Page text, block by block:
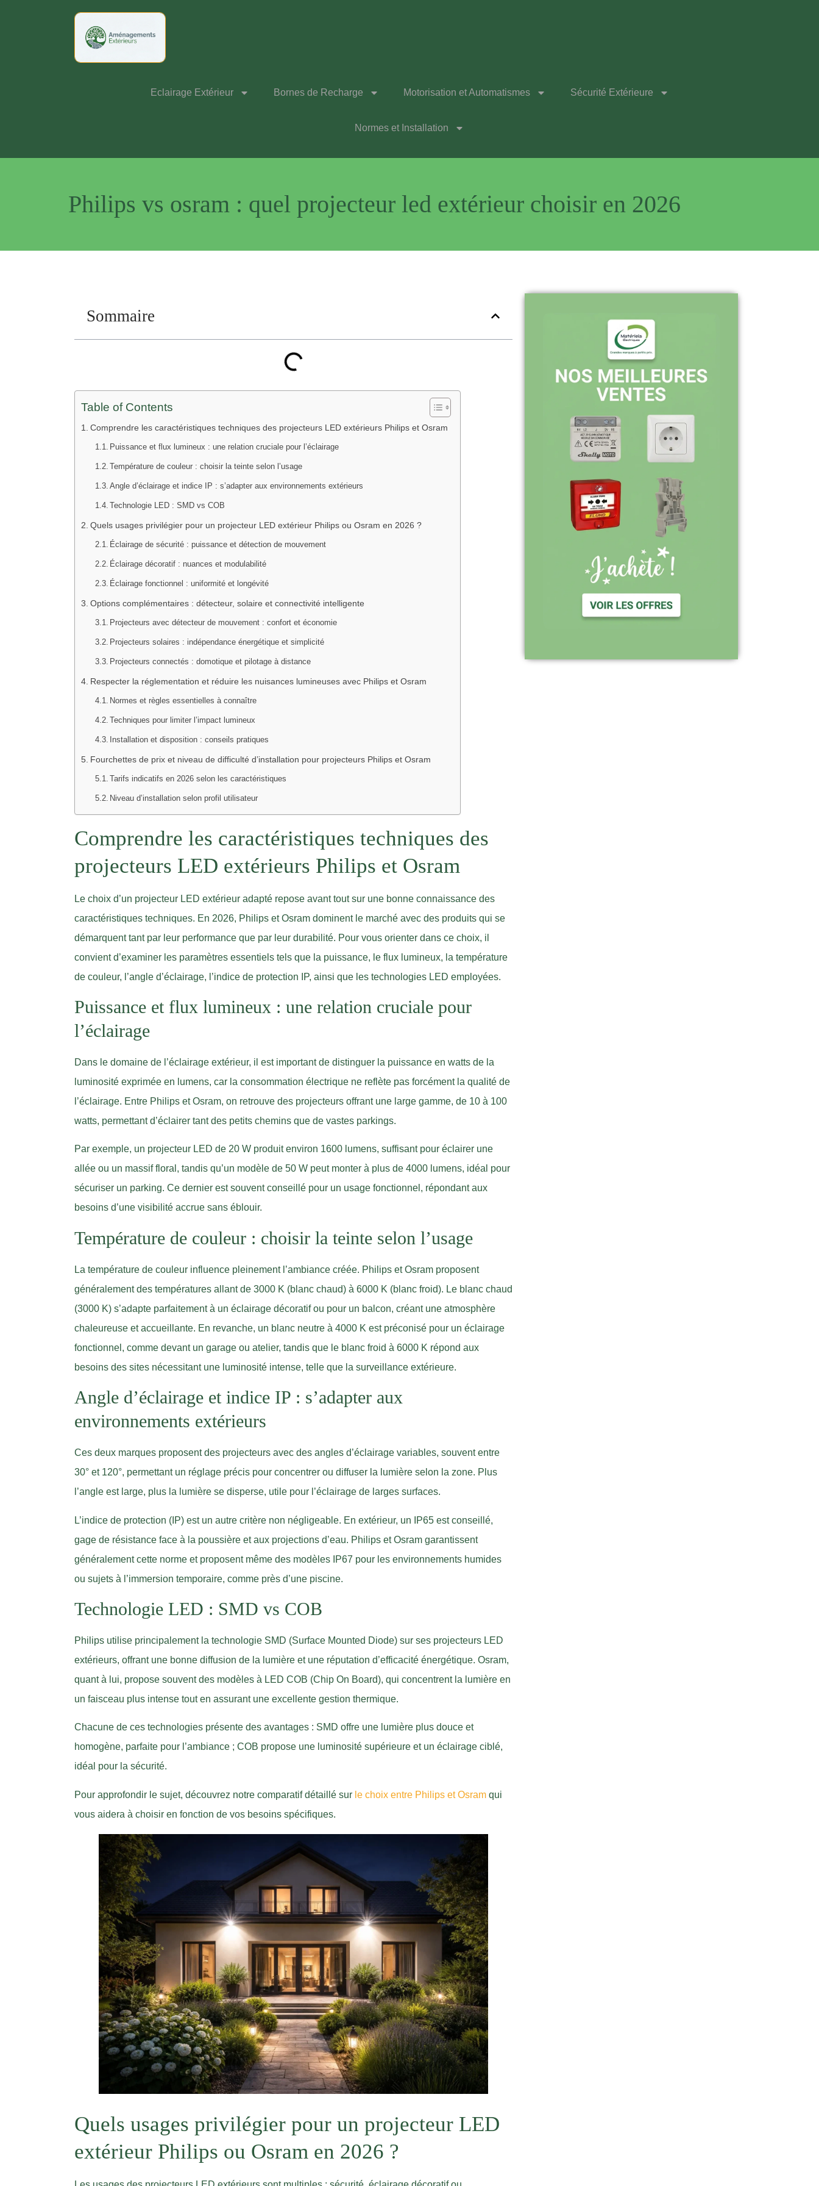
Eclairage Extérieur Bornes de Recharge Motorisation et Automatismes Sécurité Extérieure
Normes et Installation
Philips vs osram : quel projecteur led extérieur choisir en 2026
Sommaire
Table of Contents
Comprendre les caractéristiques techniques des projecteurs LED extérieurs Philips et Osram
Puissance et flux lumineux : une relation cruciale pour l’éclairage
Température de couleur : choisir la teinte selon l’usage
Angle d’éclairage et indice IP : s’adapter aux environnements extérieurs
Technologie LED : SMD vs COB
Quels usages privilégier pour un projecteur LED extérieur Philips ou Osram en 2026 ?
Éclairage de sécurité : puissance et détection de mouvement
Éclairage décoratif : nuances et modulabilité
Éclairage fonctionnel : uniformité et longévité
Options complémentaires : détecteur, solaire et connectivité intelligente
Projecteurs avec détecteur de mouvement : confort et économie
Projecteurs solaires : indépendance énergétique et simplicité
Projecteurs connectés : domotique et pilotage à distance
Respecter la réglementation et réduire les nuisances lumineuses avec Philips et Osram
Normes et règles essentielles à connaître
Techniques pour limiter l’impact lumineux
Installation et disposition : conseils pratiques
Fourchettes de prix et niveau de difficulté d’installation pour projecteurs Philips et Osram
Tarifs indicatifs en 2026 selon les caractéristiques
Niveau d’installation selon profil utilisateur
Comprendre les caractéristiques techniques des
projecteurs LED extérieurs Philips et Osram
Le choix d’un projecteur LED extérieur adapté repose avant tout sur une bonne connaissance des
caractéristiques techniques. En 2026, Philips et Osram dominent le marché avec des produits qui se
démarquent tant par leur performance que par leur durabilité. Pour vous orienter dans ce choix, il
convient d’examiner les paramètres essentiels tels que la puissance, le flux lumineux, la température
de couleur, l’angle d’éclairage, l’indice de protection IP, ainsi que les technologies LED employées.
Puissance et flux lumineux : une relation cruciale pour
l’éclairage
Dans le domaine de l’éclairage extérieur, il est important de distinguer la puissance en watts de la
luminosité exprimée en lumens, car la consommation électrique ne reflète pas forcément la qualité de
l’éclairage. Entre Philips et Osram, on retrouve des projecteurs offrant une large gamme, de 10 à 100
watts, permettant d’éclairer tant des petits chemins que de vastes parkings.
Par exemple, un projecteur LED de 20 W produit environ 1600 lumens, suffisant pour éclairer une
allée ou un massif floral, tandis qu’un modèle de 50 W peut monter à plus de 4000 lumens, idéal pour
sécuriser un parking. Ce dernier est souvent conseillé pour un usage fonctionnel, répondant aux
besoins d’une visibilité accrue sans éblouir.
Température de couleur : choisir la teinte selon l’usage
La température de couleur influence pleinement l’ambiance créée. Philips et Osram proposent
généralement des températures allant de 3000 K (blanc chaud) à 6000 K (blanc froid). Le blanc chaud
(3000 K) s’adapte parfaitement à un éclairage décoratif ou pour un balcon, créant une atmosphère
chaleureuse et accueillante. En revanche, un blanc neutre à 4000 K est préconisé pour un éclairage
fonctionnel, comme devant un garage ou atelier, tandis que le blanc froid à 6000 K répond aux
besoins des sites nécessitant une luminosité intense, telle que la surveillance extérieure.
Angle d’éclairage et indice IP : s’adapter aux
environnements extérieurs
Ces deux marques proposent des projecteurs avec des angles d’éclairage variables, souvent entre
30° et 120°, permettant un réglage précis pour concentrer ou diffuser la lumière selon la zone. Plus
l’angle est large, plus la lumière se disperse, utile pour l’éclairage de larges surfaces.
L’indice de protection (IP) est un autre critère non négligeable. En extérieur, un IP65 est conseillé,
gage de résistance face à la poussière et aux projections d’eau. Philips et Osram garantissent
généralement cette norme et proposent même des modèles IP67 pour les environnements humides
ou sujets à l’immersion temporaire, comme près d’une piscine.
Technologie LED : SMD vs COB
Philips utilise principalement la technologie SMD (Surface Mounted Diode) sur ses projecteurs LED
extérieurs, offrant une bonne diffusion de la lumière et une réputation d’efficacité énergétique. Osram,
quant à lui, propose souvent des modèles à LED COB (Chip On Board), qui concentrent la lumière en
un faisceau plus intense tout en assurant une excellente gestion thermique.
Chacune de ces technologies présente des avantages : SMD offre une lumière plus douce et
homogène, parfaite pour l’ambiance ; COB propose une luminosité supérieure et un éclairage ciblé,
idéal pour la sécurité.
Pour approfondir le sujet, découvrez notre comparatif détaillé sur le choix entre Philips et Osram qui
vous aidera à choisir en fonction de vos besoins spécifiques.
Quels usages privilégier pour un projecteur LED
extérieur Philips ou Osram en 2026 ?
Pourquoi nous choisir ?
à jour sur le site
Expédition sous 24-48h : livraison rapide
après validation de commande
Support réactif : une équipe disponible
pour vous accompagner
Visiter le site